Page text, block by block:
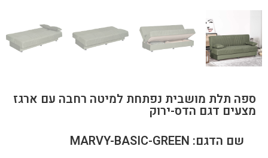
ספה תלת מושבית נפתחת למיטה רחבה עם ארגז
מצעים דגם הדס-ירוק
שם הדגם: MARVY-BASIC-GREEN